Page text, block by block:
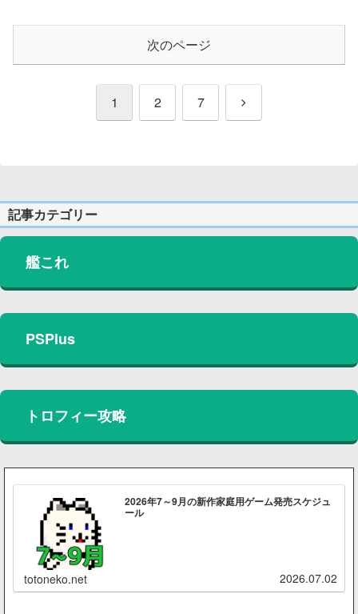
次のページ
1 2 7
次
記事カテゴリー
艦これ
PSPlus
トロフィー攻略
2026年7～9月の新作家庭用ゲーム発売スケジュ
ール
totoneko.net 2026.07.02